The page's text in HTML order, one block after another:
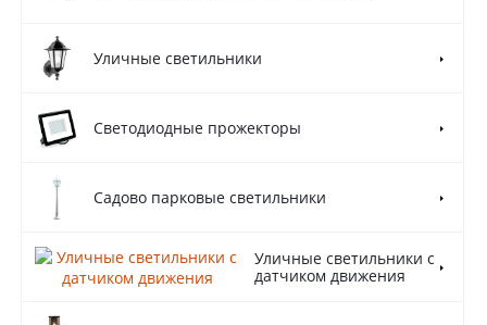
Уличные светильники
Светодиодные прожекторы
Садово парковые светильники
Уличные светильники с
датчиком движения